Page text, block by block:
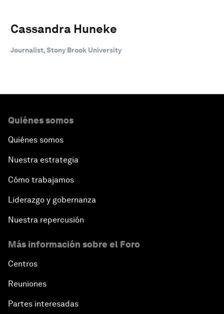
Cassandra Huneke
Journalist, Stony Brook University
Quiénes somos
Quiénes somos
Nuestra estrategia
Cómo trabajamos
Liderazgo y gobernanza
Nuestra repercusión
Más información sobre el Foro
Centros
Reuniones
Partes interesadas